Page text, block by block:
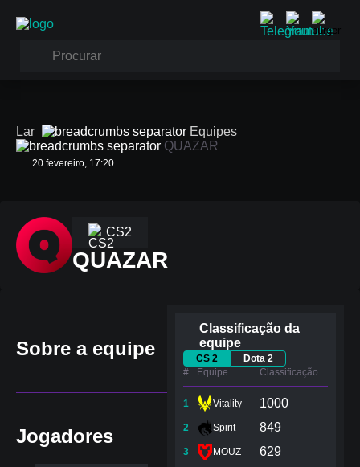
Lar
Equipes
QUAZAR
20 fevereiro, 17:20
CS2
QUAZAR
Sobre a equipe
Jogadores
Classificação da
equipe
CS 2
Dota 2
#
Equipe Сlassificação
1 Vitality 1000
2 Spirit 849
3 MOUZ 629